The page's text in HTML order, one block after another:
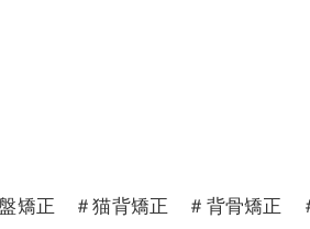
正 ＃猫背矯正 ＃背骨矯正